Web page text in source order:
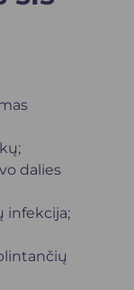
dalies
infekcija;